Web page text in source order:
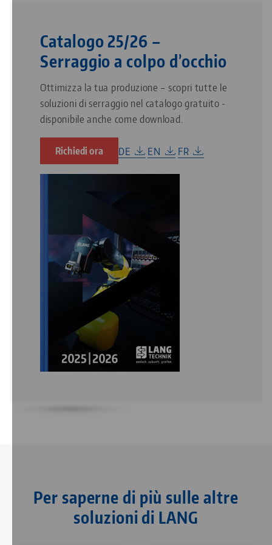
Catalogo 25/26 –
Serraggio a colpo d’occhio
Ottimizza la tua produzione – scopri tutte le
soluzioni di serraggio nel catalogo gratuito -
disponibile anche come download.
Richiedi ora DE EN FR
Per saperne di più sulle altre
soluzioni di LANG